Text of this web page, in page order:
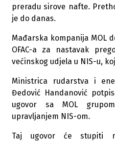
preradu sirove nafte.
je do danas.
Mađarska kompanija MOL
OFAC-a za nastavak
većinskog udjela u NIS-u,
Ministrica rudarstva i
Đedović Handanović
ugovor sa MOL
upravljanjem NIS-om.
Taj ugovor će stupiti